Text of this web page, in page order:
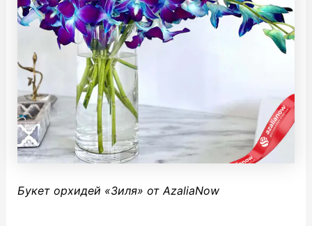
Букет орхидей «Зиля» от AzaliaNow